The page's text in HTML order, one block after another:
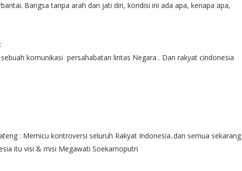
Bangsa tanpa arah dan jati diri, kondisi ini ada apa, kenapa apa,
komunikasi persahabatan lintas Negara . Dan rakyat cindonesia
: Memicu kontroversi seluruh Rakyat Indonesia..dan semua sekarang
itu visi & misi Megawati Soekarnoputri